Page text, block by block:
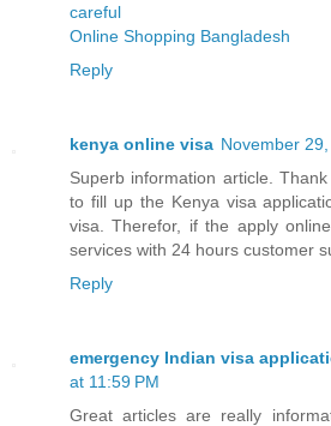
careful
Online Shopping Bangladesh
Reply
kenya online visa November
Superb information article.
to fill up the Kenya visa
visa. Therefor, if the apply
services with 24 hours customer
Reply
emergency Indian visa
at 11:59 PM
Great articles are really